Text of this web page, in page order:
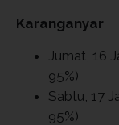
Karanganyar
Jumat, 16
95%)
Sabtu, 17
95%)